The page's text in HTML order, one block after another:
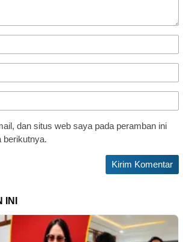
dan situs web saya pada peramban ini
berikutnya.